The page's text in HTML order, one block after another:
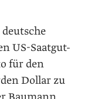
US-Saatgut-
für den
Dollar zu